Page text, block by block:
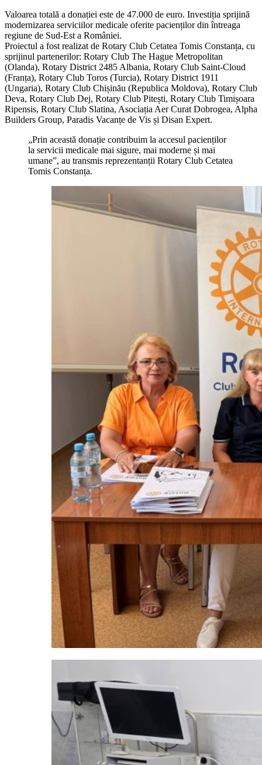
Valoarea totală a donației este de 47.000 de euro. Investiția sprijină
modernizarea serviciilor medicale oferite pacienților din întreaga
regiune de Sud-Est a României.
Proiectul a fost realizat de Rotary Club Cetatea Tomis Constanța, cu
sprijinul partenerilor: Rotary Club The Hague Metropolitan
(Olanda), Rotary District 2485 Albania, Rotary Club Saint-Cloud
(Franța), Rotary Club Toros (Turcia), Rotary District 1911
(Ungaria), Rotary Club Chișinău (Republica Moldova), Rotary Club
Deva, Rotary Club Dej, Rotary Club Pitești, Rotary Club Timișoara
Ripensis, Rotary Club Slatina, Asociația Aer Curat Dobrogea, Alpha
Builders Group, Paradis Vacanțe de Vis și Disan Expert.
„Prin această donație contribuim la accesul pacienților
la servicii medicale mai sigure, mai moderne și mai
umane”, au transmis reprezentanții Rotary Club Cetatea
Tomis Constanța.